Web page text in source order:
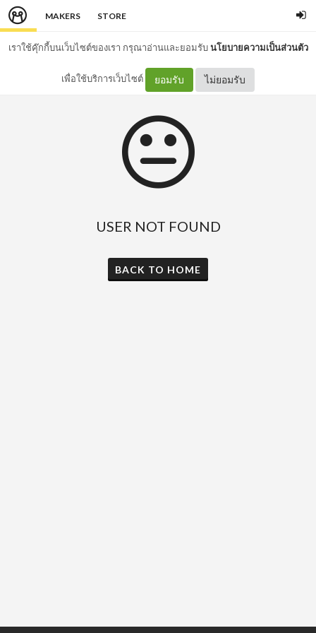
MAKERS STORE
เราใช้คุ๊กกี้บนเว็บไซต์ของเรา กรุณาอ่านและยอมรับนโยบายความเป็นส่วนตัว
เพื่อใช้บริการเว็บไซต์ ยอมรับ ไม่ยอมรับ
USER NOT FOUND
BACK TO HOME